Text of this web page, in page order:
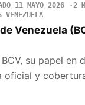
11 MAYO 2026
2
VENEZUELA
Venezuela
su papel en
oficial y